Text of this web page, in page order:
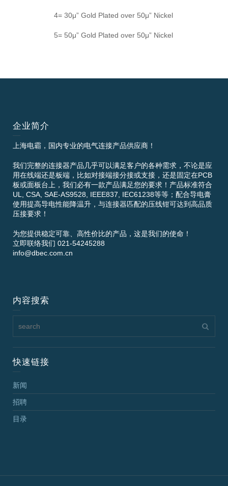
4= 30μ” Gold Plated over 50μ” Nickel
5= 50μ” Gold Plated over 50μ” Nickel
企业简介
上海电霸，国内专业的电气连接产品供应商！
我们完整的连接器产品几乎可以满足客户的各种需求，不论是应
用在线端还是板端，比如对接端接分接或支接，还是固定在PCB
板或面板台上，我们必有一款产品满足您的要求！产品标准符合
UL, CSA, SAE-AS9528, IEEE837, IEC61238等等；配合导电膏
使用提高导电性能降温升，与连接器匹配的压线钳可达到高品质
压接要求！
为您提供稳定可靠、高性价比的产品，这是我们的使命！
立即联络我们 021-54245288
info@dbec.com.cn
内容搜索
快速链接
新闻
招聘
目录